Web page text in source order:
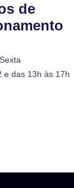
de
e das 13h às 17h